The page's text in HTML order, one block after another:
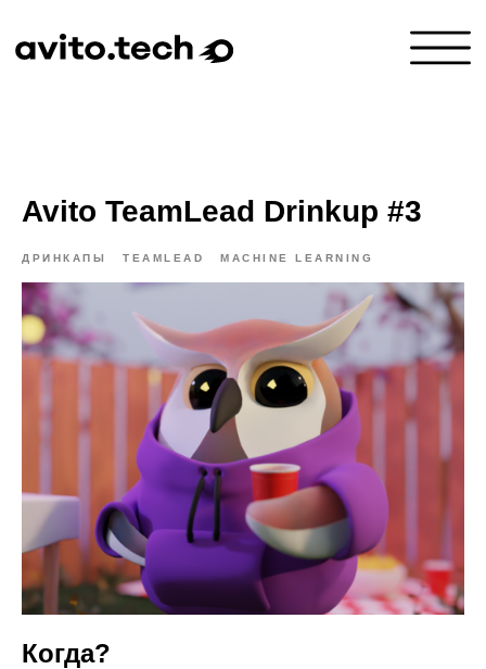
Avito TeamLead Drinkup #3
ДРИНКАПЫ TEAMLEAD MACHINE LEARNING
Когда?